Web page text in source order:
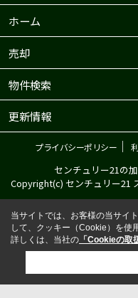
ホーム
売却
物件検索
更新情報
プライバシーポリシー ｜
センチュリー21の
Copyright(c) センチュリー21
当サイトでは、お客様の当サイ
して、クッキー（Cookie）を使
詳しくは、当社の 「Cookieの取